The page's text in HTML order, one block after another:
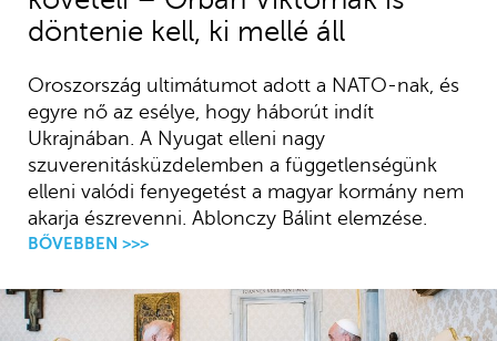
döntenie kell, ki mellé áll
Oroszország ultimátumot adott a NATO-nak, és
egyre nő az esélye, hogy háborút indít
Ukrajnában. A Nyugat elleni nagy
szuverenitásküzdelemben a függetlenségünk
elleni valódi fenyegetést a magyar kormány nem
akarja észrevenni. Ablonczy Bálint elemzése.
BŐVEBBEN >>>